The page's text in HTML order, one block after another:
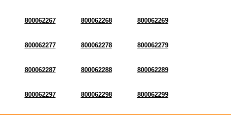
800062267 800062268 800062269
800062277 800062278 800062279
800062287 800062288 800062289
800062297 800062298 800062299